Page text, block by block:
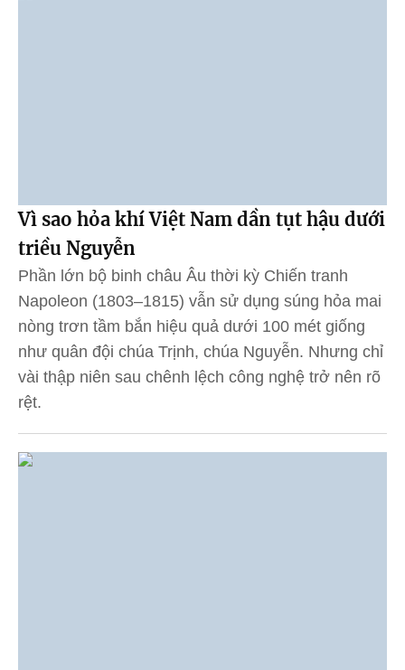
Vì sao hỏa khí Việt Nam dần tụt hậu dưới
triều Nguyễn
Phần lớn bộ binh châu Âu thời kỳ Chiến tranh
Napoleon (1803–1815) vẫn sử dụng súng hỏa mai
nòng trơn tầm bắn hiệu quả dưới 100 mét giống
như quân đội chúa Trịnh, chúa Nguyễn. Nhưng chỉ
vài thập niên sau chênh lệch công nghệ trở nên rõ
rệt.